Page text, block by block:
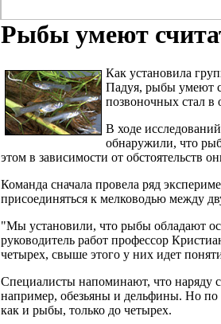
Рыбы умеют
Как установила
Падуя, рыбы умеют
позвоночных стал
В ходе
обнаружили, что
этом в зависимости от обстоятельств
Команда сначала провела ряд
присоединяться к мелководью между
"Мы установили, что рыбы обладают
руководитель работ профессор
четырех, свыше этого у них идет
Специалисты напоминают, что наряду
например, обезьяны и дельфины. Но по
как и рыбы, только до четырех.